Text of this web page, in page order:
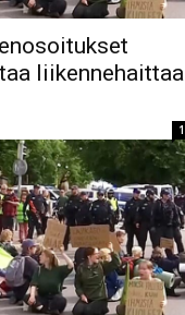
liikennehaittaa
1